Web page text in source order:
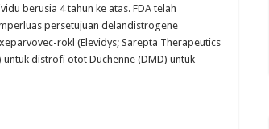
berusia 4 tahun ke atas. FDA telah
persetujuan delandistrogene
rokl (Elevidys; Sarepta Therapeutics
untuk distrofi otot Duchenne (DMD) untuk